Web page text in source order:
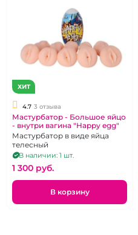
ХИТ
4.7 3 отзыва
Мастурбатор - Большое яйцо
- внутри вагина "Happy egg"
Мастурбатор в виде яйца
телесный
В наличии: 1 шт.
1 300 pуб.
В корзину